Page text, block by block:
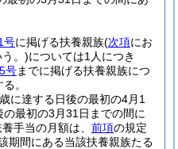
号に掲げる扶養親族(次項にお
。)については1人につき
号までに掲げる扶養親族につ
。
に達する日後の最初の4月1
最初の3月31日までの間に
手当の月額は、 前項の規定
期間にある当該扶養親族たる